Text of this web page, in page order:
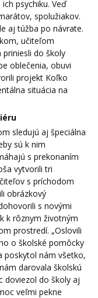
psychiku. Veď
spolužiakov.
aj túžba po návrate.
učiteľom
do školy
oblečenia, obuvi
projekt Koľko
situácia na
sledujú aj špeciálna
sú k nim
s prekonaním
vytvorili tri
s príchodom
obrázkový
s novými
k rôznym životným
prostredí. „Oslovili
o školské pomôcky
poskytol nám všetko,
darovala školskú
doviezol do školy aj
veľmi pekne